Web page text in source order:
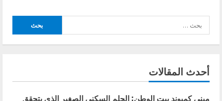
خيارات
لتحقق
حلم
عن:
أحدث المقالات
ميني كمبوند بيت الوطن: الحلم السكني الصغير الذي يتحقق